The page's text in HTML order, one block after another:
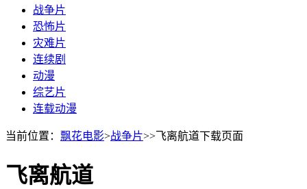
战争片
恐怖片
灾难片
连续剧
动漫
综艺片
连载动漫
当前位置： 飘花电影>战争片>>飞离航道下载页面
飞离航道